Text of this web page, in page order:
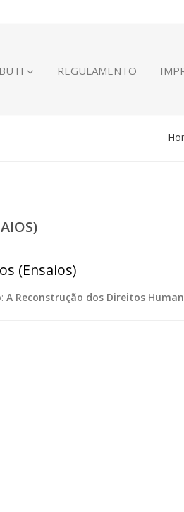
REGULAMENTO
(Ensaios)
A Reconstrução dos Direitos